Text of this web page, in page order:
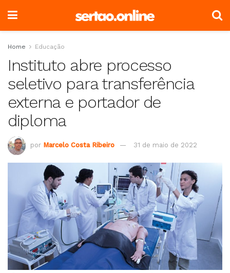
Home Educação
Instituto abre processo
seletivo para transferência
externa e portador de
diploma
por Marcelo Costa Ribeiro 31 de maio de 2022